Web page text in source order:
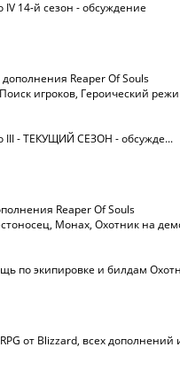
IV 14-й сезон - обсуждение
Reaper Of Souls
Поиск игроков, Героический
III - ТЕКУЩИЙ СЕЗОН - обсужде...
Reaper Of Souls
, Монах, Охотник на
по экипировке и билдам
от Blizzard, всех дополнений